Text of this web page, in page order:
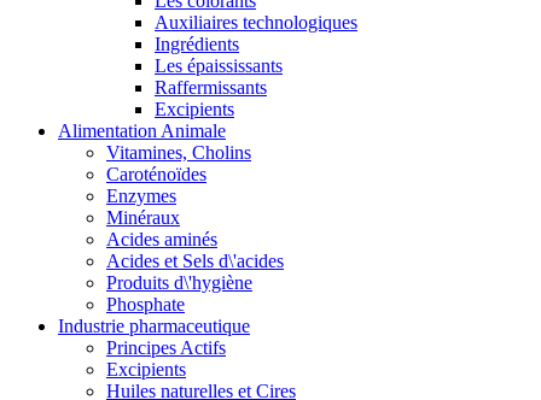
Auxiliaires technologiques
Ingrédients
Les épaississants
Raffermissants
Excipients
Alimentation Animale
Vitamines, Cholins
Caroténoïdes
Enzymes
Minéraux
Acides aminés
Acides et Sels d\'acides
Produits d\'hygiène
Phosphate
Industrie pharmaceutique
Principes Actifs
Excipients
Huiles naturelles et Cires